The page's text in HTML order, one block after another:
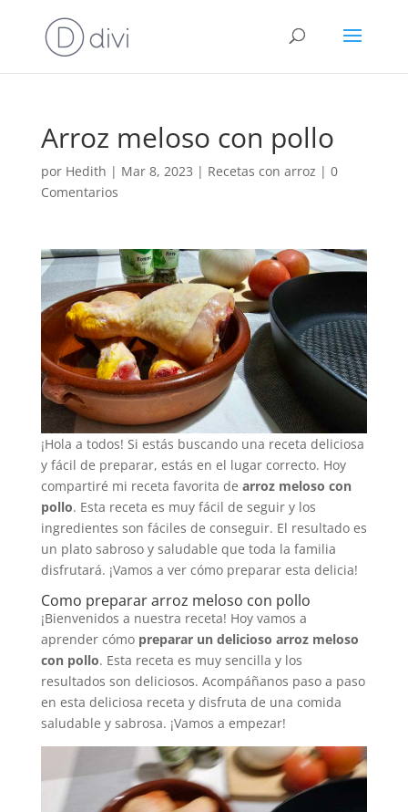
Arroz meloso con pollo
por Hedith | Mar 8, 2023 | Recetas con arroz | 0
Comentarios
¡Hola a todos! Si estás buscando una receta deliciosa
y fácil de preparar, estás en el lugar correcto. Hoy
compartiré mi receta favorita de arroz meloso con
pollo. Esta receta es muy fácil de seguir y los
ingredientes son fáciles de conseguir. El resultado es
un plato sabroso y saludable que toda la familia
disfrutará. ¡Vamos a ver cómo preparar esta delicia!
Como preparar arroz meloso con pollo
¡Bienvenidos a nuestra receta! Hoy vamos a
aprender cómo preparar un delicioso arroz meloso
con pollo. Esta receta es muy sencilla y los
resultados son deliciosos. Acompáñanos paso a paso
en esta deliciosa receta y disfruta de una comida
saludable y sabrosa. ¡Vamos a empezar!